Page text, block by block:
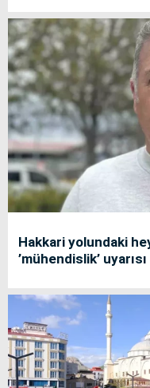
Hakkari yolundaki
’mühendislik’ uyarısı